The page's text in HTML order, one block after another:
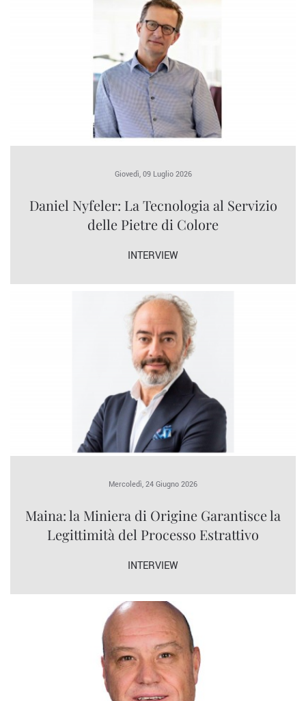
Giovedì, 09 Luglio 2026
Daniel Nyfeler: La Tecnologia al Servizio
delle Pietre di Colore
INTERVIEW
Mercoledì, 24 Giugno 2026
Maina: la Miniera di Origine Garantisce la
Legittimità del Processo Estrattivo
INTERVIEW